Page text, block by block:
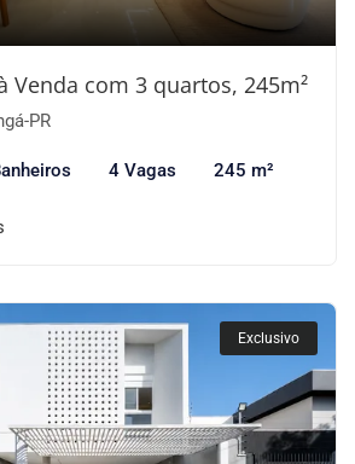
Venda com 3 quartos, 245m²
PR
4 Vagas 245 m²
Exclusivo